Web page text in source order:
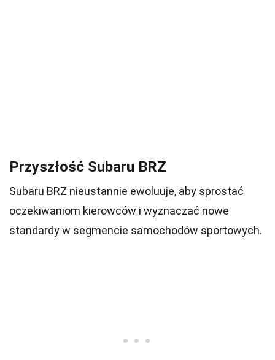
Przyszłość Subaru BRZ
Subaru BRZ nieustannie ewoluuje, aby sprostać
oczekiwaniom kierowców i wyznaczać nowe
standardy w segmencie samochodów sportowych.